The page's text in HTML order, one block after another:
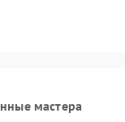
мастера